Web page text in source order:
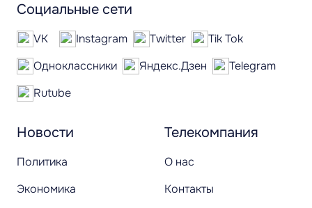
Новости
Политика
Экономика
Телекомпания
О нас
Контакты
Социальные сети
VK Instagram Twitter
Tik Tok
Одноклассники
Яндекс.Дзен
Telegram
Rutube